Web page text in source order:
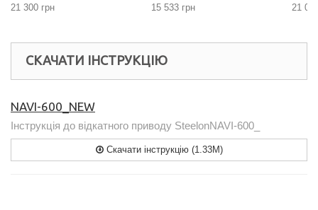
21 300 грн 15 533 грн 21
СКАЧАТИ ІНСТРУКЦІЮ
NAVI-600_NEW
Інструкція до відкатного приводу SteelonNAVI-600_
Скачати інструкцію (1.33M)